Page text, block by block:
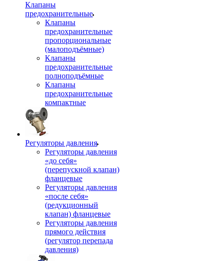
Клапаны
предохранительные
Клапаны
предохранительные
пропорциональные
(малоподъёмные)
Клапаны
предохранительные
полноподъёмные
Клапаны
предохранительные
компактные
Регуляторы давления
Регуляторы давления
«до себя»
(перепускной клапан)
фланцевые
Регуляторы давления
«после себя»
(редукционный
клапан) фланцевые
Регуляторы давления
прямого действия
(регулятор перепада
давления)